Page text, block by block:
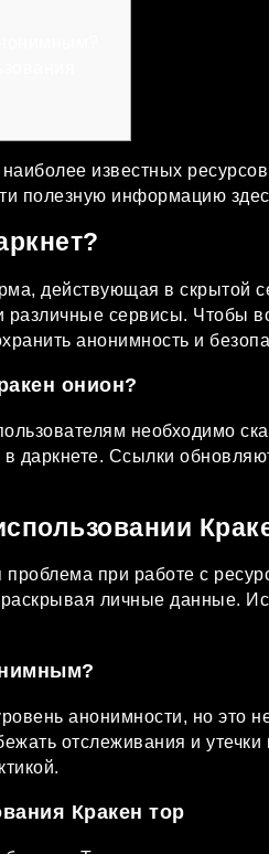
наиболее известных
полезную информацию
действующая в скрытой
сервисы. Чтобы
анонимность и
онион?
необходимо
в даркнете. Ссылки
проблема при работе с
личные данные.
анонимности, но
отслеживания и
Кракен тор